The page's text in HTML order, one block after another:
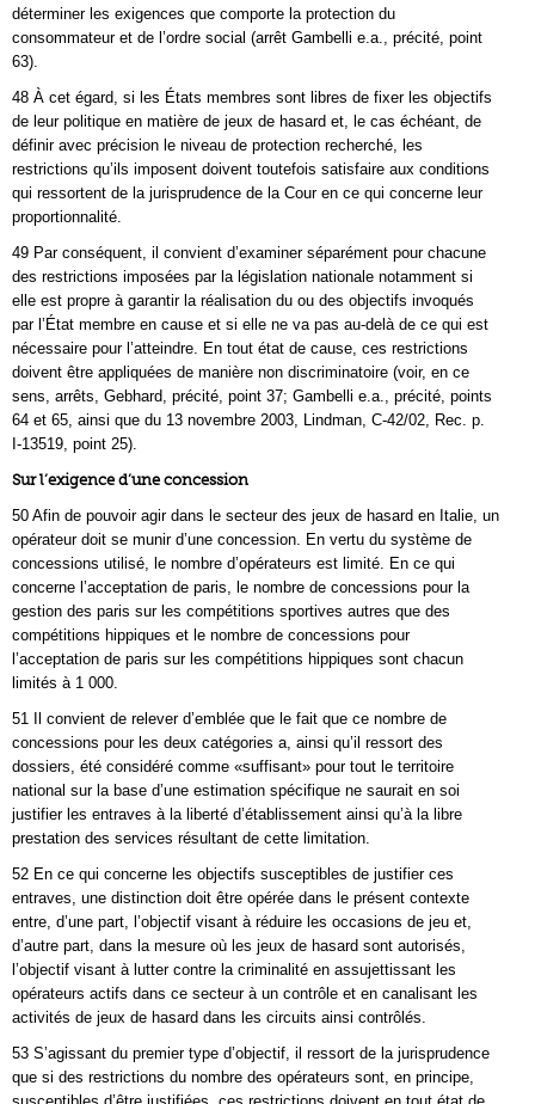
déterminer les exigences que comporte la protection du
consommateur et de l’ordre social (arrêt Gambelli e.a., précité, point
63).
48 À cet égard, si les États membres sont libres de fixer les objectifs
de leur politique en matière de jeux de hasard et, le cas échéant, de
définir avec précision le niveau de protection recherché, les
restrictions qu’ils imposent doivent toutefois satisfaire aux conditions
qui ressortent de la jurisprudence de la Cour en ce qui concerne leur
proportionnalité.
49 Par conséquent, il convient d’examiner séparément pour chacune
des restrictions imposées par la législation nationale notamment si
elle est propre à garantir la réalisation du ou des objectifs invoqués
par l’État membre en cause et si elle ne va pas au‑delà de ce qui est
nécessaire pour l’atteindre. En tout état de cause, ces restrictions
doivent être appliquées de manière non discriminatoire (voir, en ce
sens, arrêts, Gebhard, précité, point 37; Gambelli e.a., précité, points
64 et 65, ainsi que du 13 novembre 2003, Lindman, C‑42/02, Rec. p.
I‑13519, point 25).
Sur l’exigence d’une concession
50 Afin de pouvoir agir dans le secteur des jeux de hasard en Italie, un
opérateur doit se munir d’une concession. En vertu du système de
concessions utilisé, le nombre d’opérateurs est limité. En ce qui
concerne l’acceptation de paris, le nombre de concessions pour la
gestion des paris sur les compétitions sportives autres que des
compétitions hippiques et le nombre de concessions pour
l’acceptation de paris sur les compétitions hippiques sont chacun
limités à 1 000.
51 Il convient de relever d’emblée que le fait que ce nombre de
concessions pour les deux catégories a, ainsi qu’il ressort des
dossiers, été considéré comme «suffisant» pour tout le territoire
national sur la base d’une estimation spécifique ne saurait en soi
justifier les entraves à la liberté d’établissement ainsi qu’à la libre
prestation des services résultant de cette limitation.
52 En ce qui concerne les objectifs susceptibles de justifier ces
entraves, une distinction doit être opérée dans le présent contexte
entre, d’une part, l’objectif visant à réduire les occasions de jeu et,
d’autre part, dans la mesure où les jeux de hasard sont autorisés,
l’objectif visant à lutter contre la criminalité en assujettissant les
opérateurs actifs dans ce secteur à un contrôle et en canalisant les
activités de jeux de hasard dans les circuits ainsi contrôlés.
53 S’agissant du premier type d’objectif, il ressort de la jurisprudence
que si des restrictions du nombre des opérateurs sont, en principe,